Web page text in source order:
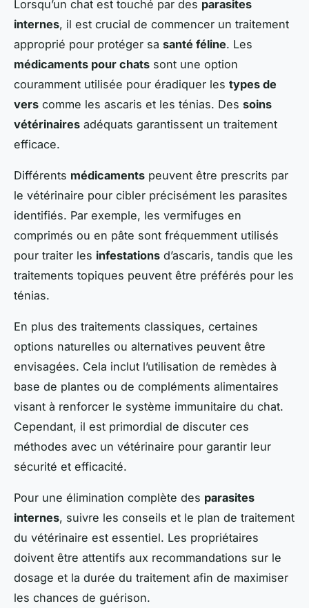
Lorsqu’un chat est touché par des parasites
internes, il est crucial de commencer un traitement
approprié pour protéger sa santé féline. Les
médicaments pour chats sont une option
couramment utilisée pour éradiquer les types de
vers comme les ascaris et les ténias. Des soins
vétérinaires adéquats garantissent un traitement
efficace.
Différents médicaments peuvent être prescrits par
le vétérinaire pour cibler précisément les parasites
identifiés. Par exemple, les vermifuges en
comprimés ou en pâte sont fréquemment utilisés
pour traiter les infestations d’ascaris, tandis que les
traitements topiques peuvent être préférés pour les
ténias.
En plus des traitements classiques, certaines
options naturelles ou alternatives peuvent être
envisagées. Cela inclut l’utilisation de remèdes à
base de plantes ou de compléments alimentaires
visant à renforcer le système immunitaire du chat.
Cependant, il est primordial de discuter ces
méthodes avec un vétérinaire pour garantir leur
sécurité et efficacité.
Pour une élimination complète des parasites
internes, suivre les conseils et le plan de traitement
du vétérinaire est essentiel. Les propriétaires
doivent être attentifs aux recommandations sur le
dosage et la durée du traitement afin de maximiser
les chances de guérison.